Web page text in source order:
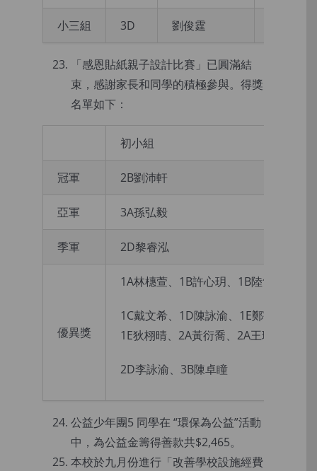
小三組 3D 劉俊霆
「感恩貼紙親子設計比賽」已圓滿結
束，感謝家長和同學的積極參與。得獎
名單如下：
初小組
冠軍 2B劉沛軒
亞軍 3A孫弘毅
季軍 2D黎睿泓
優異獎
1A林橞萱、1B許心玥、1B陸雋熹、
1C戴文希、1D陳詠渝、1E鄭宇堯、
1E狄栩晴、2A黃衍喬、2A王琛瑜、
2D李詠渝、3B陳卓瞳
公益少年團5 同學在 “環保為公益”活動
中，為公益金籌得善款共$2,465。
本校於九月份進行「改善學校設施經費